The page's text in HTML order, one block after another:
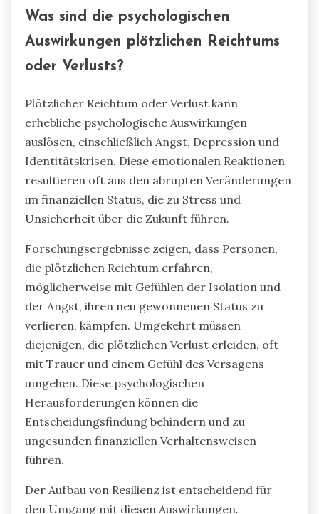
Wie beeinflusst finanzielles Trauma
zukünftige Geldentscheidungen?
Finanzielles Trauma hat erhebliche
in Bezug auf finanzielle Angelegenheiten einflößt.
Einzelpersonen entwickeln oft eine erhöhte
Vermeidungsverhalten oder impulsivem
Ausgeben führt. Forschungsergebnisse zeigen,
Kreislauf der Unsicherheit schaffen können, der
Budgetierungs- und Spargewohnheiten
beeinträchtigt. Infolgedessen kann die
Förderung von Resilienz durch finanzielle
Bildung und Therapie Einzelpersonen befähigen,
informierte, selbstbewusste Entscheidungen zu
treffen.
Was sind die psychologischen
Auswirkungen plötzlichen Reichtums
oder Verlusts?
Plötzlicher Reichtum oder Verlust kann
erhebliche psychologische Auswirkungen